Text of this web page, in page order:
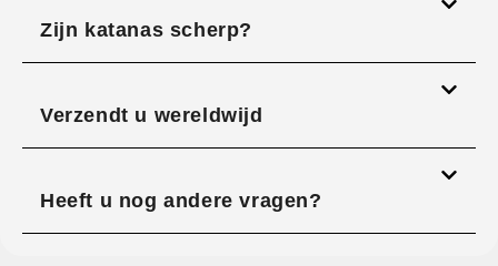
Zijn katanas scherp?
Verzendt u wereldwijd
Heeft u nog andere vragen?